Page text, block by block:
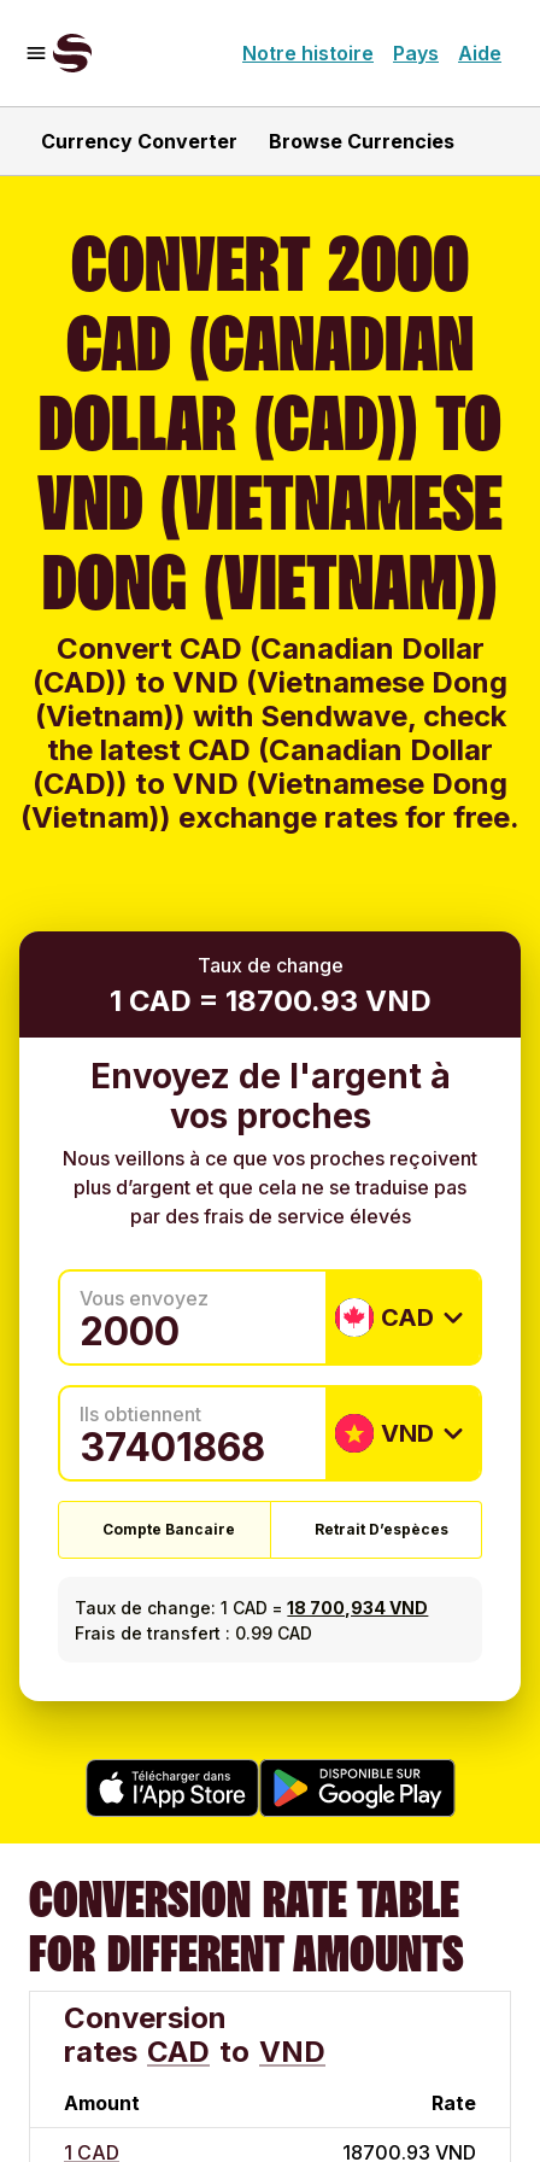
Notre histoire Pays Aide
Currency Converter Browse Currencies
CONVERT 2000
CAD (CANADIAN
DOLLAR (CAD)) TO
VND (VIETNAMESE
DONG (VIETNAM))
Convert CAD (Canadian Dollar
(CAD)) to VND (Vietnamese Dong
(Vietnam)) with Sendwave, check
the latest CAD (Canadian Dollar
(CAD)) to VND (Vietnamese Dong
(Vietnam)) exchange rates for free.
Taux de change
1 CAD = 18700.93 VND
Envoyez de l'argent à
vos proches
Nous veillons à ce que vos proches reçoivent
plus d’argent et que cela ne se traduise pas
par des frais de service élevés
Vous envoyez
CAD
Ils obtiennent
VND
Compte Bancaire Retrait D’espèces
Taux de change: 1 CAD =18 700,934 VND
Frais de transfert : 0.99 CAD
CONVERSION RATE TABLE
FOR DIFFERENT AMOUNTS
Conversion
rates CAD to VND
Amount Rate
1 CAD 18700.93 VND